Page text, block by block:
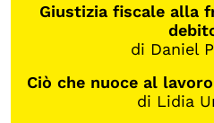
Giustizia fiscale alla
di Daniel
Ciò che nuoce al
di Lidia